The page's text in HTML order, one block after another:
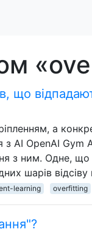
що
а
AI OpenAI Gym
з ним. Одне,
шарів відсіву
learning overfitting